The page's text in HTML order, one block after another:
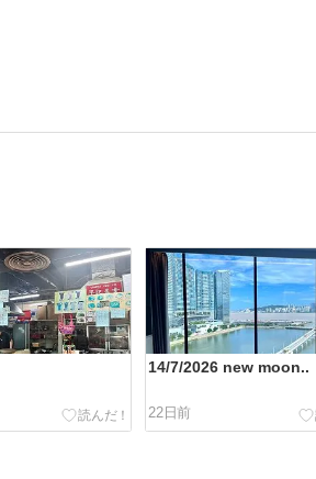
14/7/2026 new moon..
22日前